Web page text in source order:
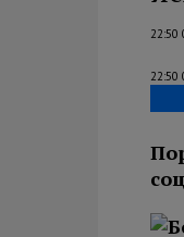
22:50
22:50